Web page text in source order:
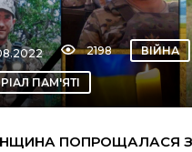
2198 ВІЙНА
ПАМ'ЯТІ
ПОПРОЩАЛАСЯ